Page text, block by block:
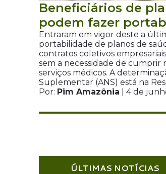
Beneficiários de
podem fazer
Entraram em vigor deste a
portabilidade de planos de
contratos coletivos
sem a necessidade de cumprir
serviços médicos. A
Suplementar (ANS) está na
Por: Pim Amazônia | 4 de
ÚLTIMAS NOTÍCIAS